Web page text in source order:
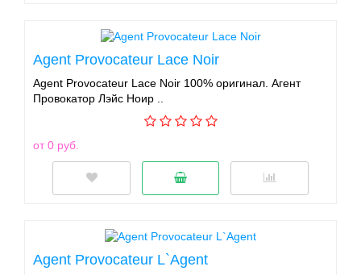
Agent Provocateur Lace Noir
Agent Provocateur Lace Noir 100% оригинал. Агент
Провокатор Лэйс Ноир ..
от 0 руб.
Agent Provocateur L`Agent